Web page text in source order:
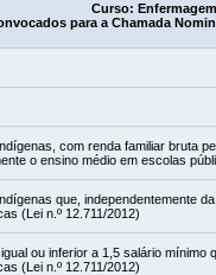
Curso:
para a Chamada
com renda familiar bruta
o ensino médio em escolas
que, independentemente
(Lei n.º 12.711/2012)
ou inferior a 1,5 salário mínimo
(Lei n.º 12.711/2012)